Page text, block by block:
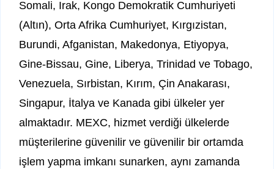
Somali, Irak, Kongo Demokratik Cumhuriyeti
(Altın), Orta Afrika Cumhuriyet, Kırgızistan,
Burundi, Afganistan, Makedonya, Etiyopya,
Gine-Bissau, Gine, Liberya, Trinidad ve Tobago,
Venezuela, Sırbistan, Kırım, Çin Anakarası,
Singapur, İtalya ve Kanada gibi ülkeler yer
almaktadır. MEXC, hizmet verdiği ülkelerde
müşterilerine güvenilir ve güvenilir bir ortamda
işlem yapma imkanı sunarken, aynı zamanda